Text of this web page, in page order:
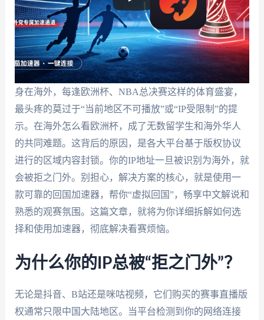
身在海外，每逢欧洲杯、NBA总决赛这样的体育盛宴，
最头疼的莫过于“当前地区不可播放”或“IP受限制”的提
示。在海外怎么看欧洲杯，成了无数留学生和海外华人
的共同难题。这背后的原因，是各大平台基于版权协议
进行的区域内容封锁。你的IP地址一旦被识别为海外，就
会被拒之门外。别担心，解决方案的核心，就是使用一
款可靠的回国加速器，帮你“虚拟回国”，畅享中文解说和
熟悉的观赛氛围。这篇文章，就将为你详细拆解如何选
择和使用加速器，彻底解决看赛烦恼。
为什么你的IP总被“拒之门外”？
无论是抖音、B站还是咪咕视频，它们购买的赛事直播版
权通常只限中国大陆地区。当平台检测到你的网络连接